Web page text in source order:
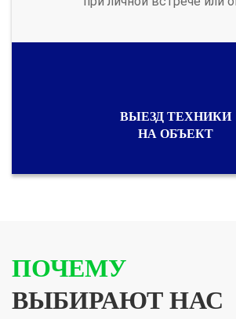
ВЫЕЗД ТЕХНИКИ
НА ОБЪЕКТ
ПОЧЕМУ
ВЫБИРАЮТ НАС